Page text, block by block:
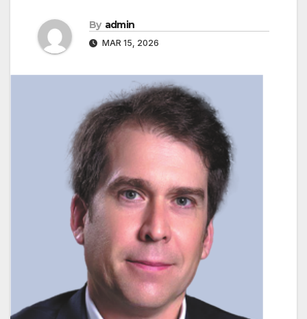
By admin
MAR 15, 2026